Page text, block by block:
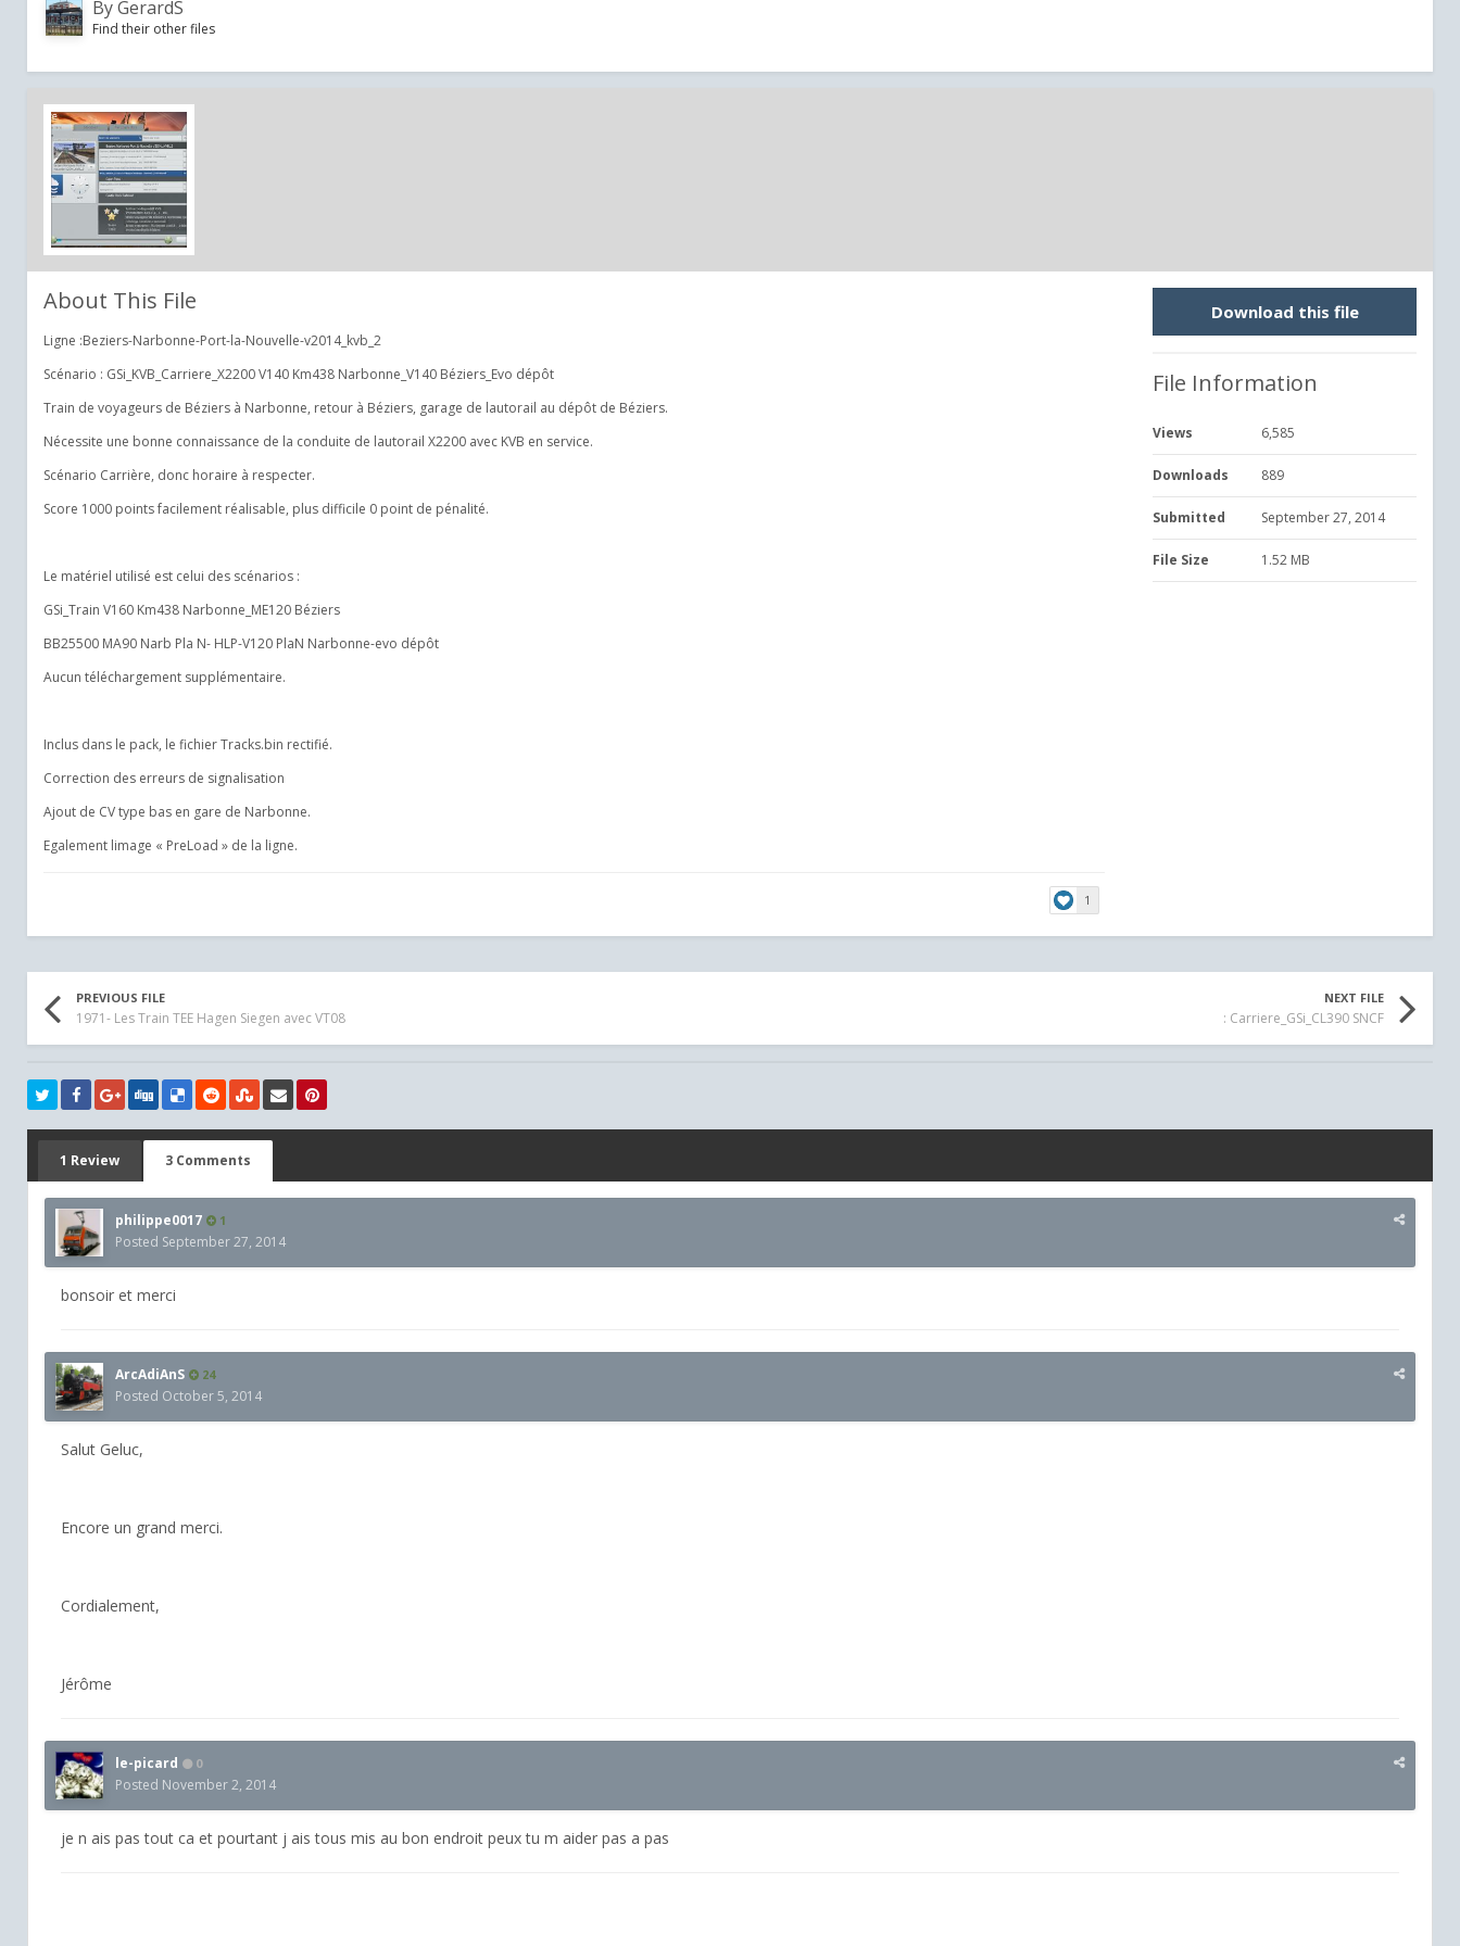
ByGerardS
Find their other files
About This File
Ligne :Beziers-Narbonne-Port-la-Nouvelle-v2014_kvb_2
Scénario : GSi_KVB_Carriere_X2200 V140 Km438 Narbonne_V140 Béziers_Evo dépôt
Train de voyageurs de Béziers à Narbonne, retour à Béziers, garage de lautorail au dépôt de Béziers.
Nécessite une bonne connaissance de la conduite de lautorail X2200 avec KVB en service.
Scénario Carrière, donc horaire à respecter.
Score 1000 points facilement réalisable, plus difficile 0 point de pénalité.
Le matériel utilisé est celui des scénarios :
GSi_Train V160 Km438 Narbonne_ME120 Béziers
BB25500 MA90 Narb Pla N- HLP-V120 PlaN Narbonne-evo dépôt
Aucun téléchargement supplémentaire.
Inclus dans le pack, le fichier Tracks.bin rectifié.
Correction des erreurs de signalisation
Ajout de CV type bas en gare de Narbonne.
Egalement limage « PreLoad » de la ligne.
1
Download this file
File Information
Views 6,585
Downloads 889
Submitted September 27, 2014
File Size 1.52 MB
PREVIOUS FILE
1971- Les Train TEE Hagen Siegen avec VT08
NEXT FILE
: Carriere_GSi_CL390 SNCF
1 Review 3 Comments
philippe0017 1
Posted September 27, 2014
bonsoir et merci
ArcAdiAnS 24
Posted October 5, 2014
Salut Geluc,
Encore un grand merci.
Cordialement,
Jérôme
le-picard 0
Posted November 2, 2014
je n ais pas tout ca et pourtant j ais tous mis au bon endroit peux tu m aider pas a pas